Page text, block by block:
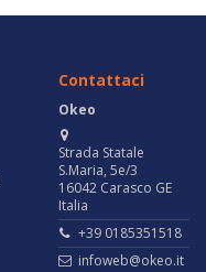
Contattaci
Okeo
Strada Statale
S.Maria, 5e/3
16042 Carasco GE
Italia
+39 0185351518
infoweb@okeo.it